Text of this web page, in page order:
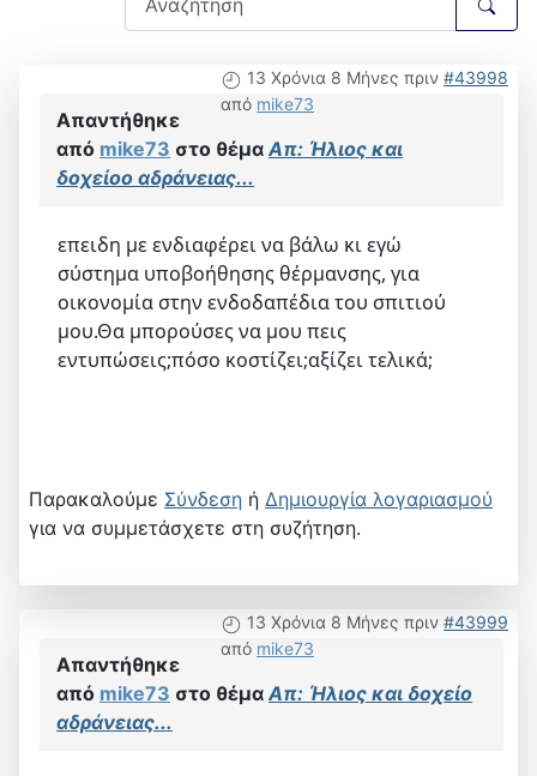
13 Χρόνια 8 Μήνες πριν #43998
από mike73
Απαντήθηκε
από mike73 στο θέμαΑπ: Ήλιος και
δοχείοο αδράνειας...
επειδη με ενδιαφέρει να βάλω κι εγώ
σύστημα υποβοήθησης θέρμανσης, για
οικονομία στην ενδοδαπέδια του σπιτιού
μου.Θα μπορούσες να μου πεις
εντυπώσεις;πόσο κοστίζει;αξίζει τελικά;
Παρακαλούμε Σύνδεση ή Δημιουργία λογαριασμού
για να συμμετάσχετε στη συζήτηση.
13 Χρόνια 8 Μήνες πριν #43999
από mike73
Απαντήθηκε
από mike73 στο θέμαΑπ: Ήλιος και δοχείο
αδράνειας...